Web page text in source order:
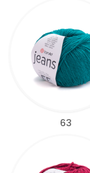
63